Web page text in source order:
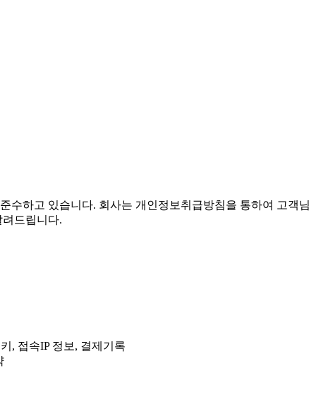
수하고 있습니다. 회사는 개인정보취급방침을 통하여 고객님
드립니다.
, 접속IP 정보, 결제기록